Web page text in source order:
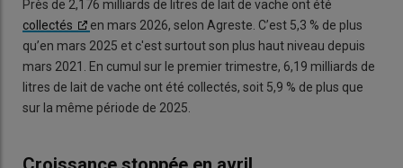
Près de 2,176 milliards de litres de lait de vache ont été
collectés
en mars 2026, selon Agreste. C’est 5,3 % de plus
qu’en mars 2025 et c'est surtout son plus haut niveau depuis
mars 2021. En cumul sur le premier trimestre, 6,19 milliards de
litres de lait de vache ont été collectés, soit 5,9 % de plus que
sur la même période de 2025.